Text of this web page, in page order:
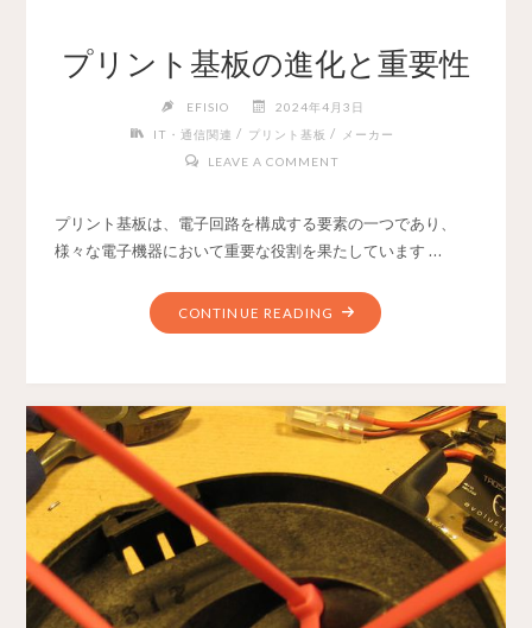
プリント基板の進化と重要性
EFISIO
2024年4月3日
IT・通信関連 / プリント基板 /
メーカー
LEAVE A COMMENT
プリント基板は、電子回路を構成する要素の一つであり、
様々な電子機器において重要な役割を果たしています …
CONTINUE READING